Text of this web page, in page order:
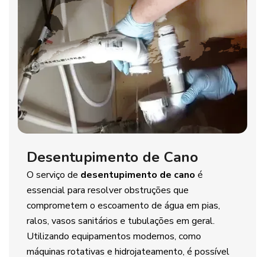
Desentupimento de Cano
O serviço de desentupimento de cano é
essencial para resolver obstruções que
comprometem o escoamento de água em pias,
ralos, vasos sanitários e tubulações em geral.
Utilizando equipamentos modernos, como
máquinas rotativas e hidrojateamento, é possível